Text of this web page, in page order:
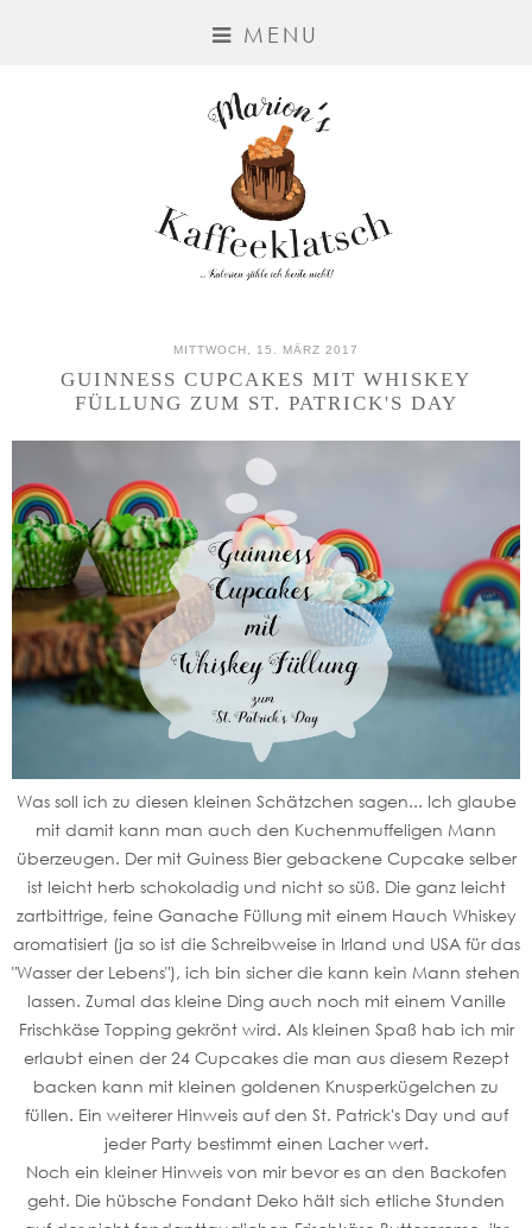
MENU
MITTWOCH, 15. MÄRZ 2017
GUINNESS CUPCAKES MIT WHISKEY
FÜLLUNG ZUM ST. PATRICK'S DAY
Was soll ich zu diesen kleinen Schätzchen sagen... Ich glaube
mit damit kann man auch den Kuchenmuffeligen Mann
überzeugen. Der mit Guiness Bier gebackene Cupcake selber
ist leicht herb schokoladig und nicht so süß. Die ganz leicht
zartbittrige, feine Ganache Füllung mit einem Hauch Whiskey
aromatisiert (ja so ist die Schreibweise in Irland und USA für das
"Wasser der Lebens"), ich bin sicher die kann kein Mann stehen
lassen. Zumal das kleine Ding auch noch mit einem Vanille
Frischkäse Topping gekrönt wird. Als kleinen Spaß hab ich mir
erlaubt einen der 24 Cupcakes die man aus diesem Rezept
backen kann mit kleinen goldenen Knusperkügelchen zu
füllen. Ein weiterer Hinweis auf den St. Patrick's Day und auf
jeder Party bestimmt einen Lacher wert.
Noch ein kleiner Hinweis von mir bevor es an den Backofen
geht. Die hübsche Fondant Deko hält sich etliche Stunden